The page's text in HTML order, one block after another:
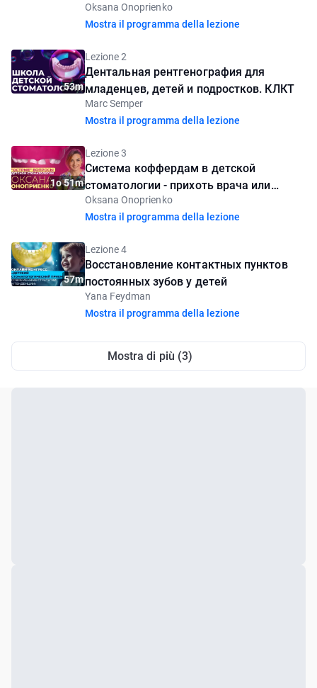
детей и взрослых в стоматологической
клинике
Oksana Onoprienko
Mostra il programma della lezione
53m
Lezione 2
Дентальная рентгенография для
младенцев, детей и подростков. КЛКТ
Marc Semper
Mostra il programma della lezione
1o 51m
Lezione 3
Система коффердам в детской
стоматологии - прихоть врача или
необходимость?
Oksana Onoprienko
Mostra il programma della lezione
57m
Lezione 4
Восстановление контактных пунктов
постоянных зубов у детей
Yana Feydman
Mostra il programma della lezione
Mostra di più (3)